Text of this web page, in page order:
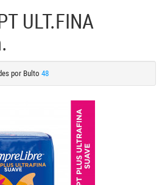
ULT.FINA
por Bulto 48